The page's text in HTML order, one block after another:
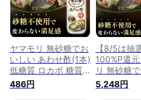
ヤマモリ 無砂糖でお
いしい あわせ酢(1本)
低糖質 ロカボ 糖質
制限 糖質オフ 糖質
オフ調味料 酢 カン
486円
【8/5は抽
100%P還
リ 無砂糖
い あわせ
本） ｜ 低
5,248円